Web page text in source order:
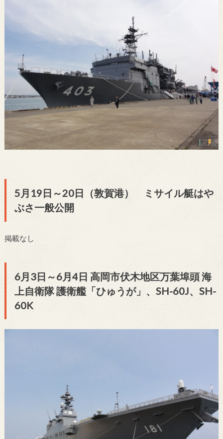
5月19日～20日（敦賀港） ミサイル艇はや
ぶさ一般公開
掲載なし
6月3日～6月4日 高岡市伏木地区万葉埠頭 海
上自衛隊 護衛艦「ひゅうが」、SH-60J、SH-
60K